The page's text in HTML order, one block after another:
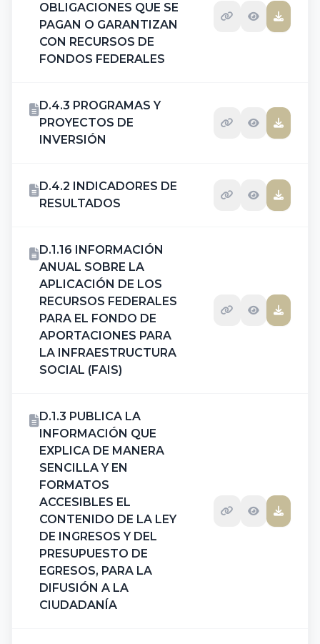
OBLIGACIONES QUE SE
PAGAN O GARANTIZAN
CON RECURSOS DE
FONDOS FEDERALES
D.4.3 PROGRAMAS Y
PROYECTOS DE
INVERSIÓN
D.4.2 INDICADORES DE
RESULTADOS
D.1.16 INFORMACIÓN
ANUAL SOBRE LA
APLICACIÓN DE LOS
RECURSOS FEDERALES
PARA EL FONDO DE
APORTACIONES PARA
LA INFRAESTRUCTURA
SOCIAL (FAIS)
D.1.3 PUBLICA LA
INFORMACIÓN QUE
EXPLICA DE MANERA
SENCILLA Y EN
FORMATOS
ACCESIBLES EL
CONTENIDO DE LA LEY
DE INGRESOS Y DEL
PRESUPUESTO DE
EGRESOS, PARA LA
DIFUSIÓN A LA
CIUDADANÍA